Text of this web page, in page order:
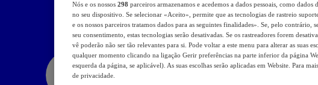
Nós e os nossos 298 parceiros armazenamos e acedemos a dados pessoais, como
no seu dispositivo. Se selecionar «Aceito», permite que as tecnologias de rastreio
e os nossos parceiros tratamos dados para as seguintes finalidades». Se, pelo contrário,
seu consentimento, estas tecnologias serão desativadas. Se os rastreadores forem
vê poderão não ser tão relevantes para si. Pode voltar a este menu para alterar as suas
qualquer momento clicando na ligação Gerir preferências na parte inferior da página
esquerda da página, se aplicável). As suas escolhas serão aplicadas em Website. Para
de privacidade.